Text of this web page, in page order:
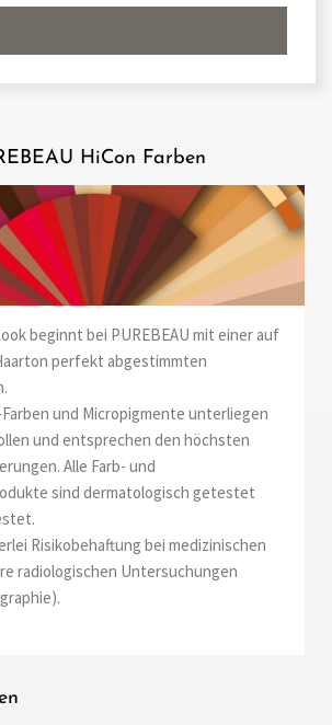
HiCon Farben
beginnt bei PUREBEAU mit einer auf
perfekt abgestimmten
Farben und Micropigmente unterliegen
und entsprechen den höchsten
Alle Farb- und
sind dermatologisch getestet
Risikobehaftung bei medizinischen
radiologischen Untersuchungen